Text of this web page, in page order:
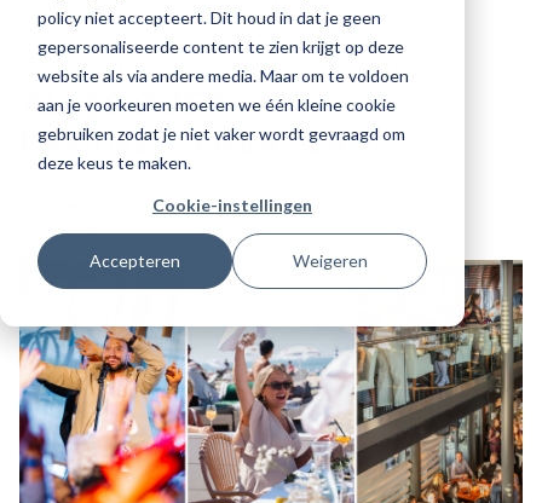
policy niet accepteert. Dit houd in dat je geen
gepersonaliseerde content te zien krijgt op deze
website als via andere media. Maar om te voldoen
aan je voorkeuren moeten we één kleine cookie
gebruiken zodat je niet vaker wordt gevraagd om
deze keus te maken.
Cookie-instellingen
Accepteren Weigeren
ALLES OVER
PARTNER_LAVAZZA